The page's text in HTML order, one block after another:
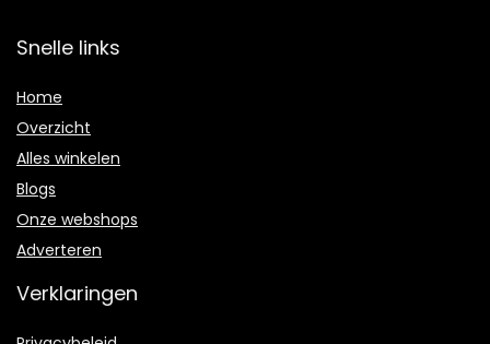
Snelle links
Home
Overzicht
Alles winkelen
Blogs
Onze webshops
Adverteren
Verklaringen